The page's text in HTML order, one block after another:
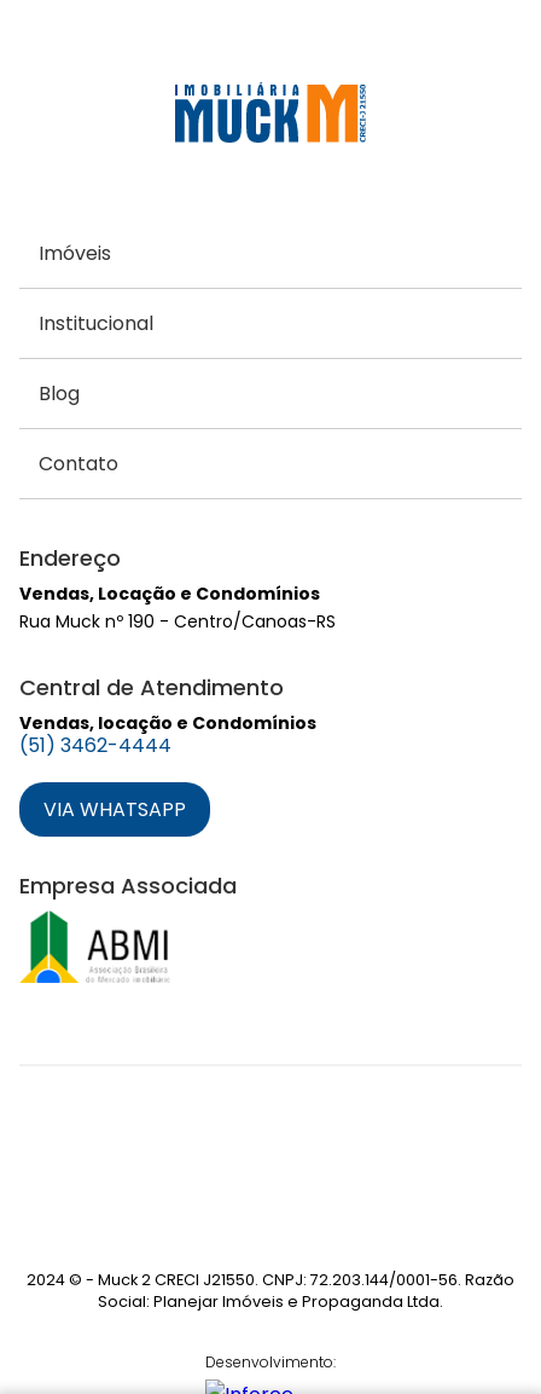
Imóveis
Institucional
Blog
Contato
Endereço
Vendas, Locação e Condomínios
Rua Muck nº 190 - Centro/Canoas-RS
Central de Atendimento
Vendas, locação e Condomínios
(51) 3462-4444
VIA WHATSAPP
Empresa Associada
2024 © - Muck 2 CRECI J21550. CNPJ: 72.203.144/0001-56. Razão
Social: Planejar Imóveis e Propaganda Ltda.
Desenvolvimento: